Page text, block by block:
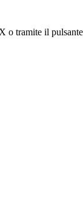
o tramite il